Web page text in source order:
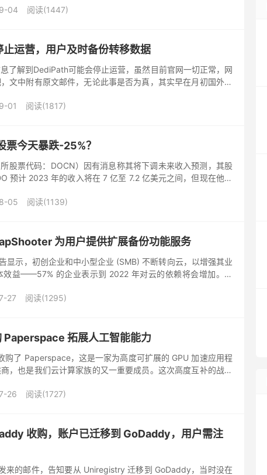
04 阅读(1447)
运营，用户及时备份转移数据
了解到DediPath可能会停止运营，虽然目前官网一切正常，网
文中附有原文邮件，无论此事是否为真，其实早在月初国外主
01 阅读(1817)
今天暴跌-25%？
股票代码：DOCN）因有消息称其将下调未来收入预测，其股
预计 2023 年的收入将在 7 亿至 7.2 亿美元之间，但现在他们
05 阅读(1139)
为用户提供扩展备份功能服务
显示，初创企业和中小型企业 (SMB) 不断转向云，以增强其业
效益——57% 的企业表示到 2022 年对云的依赖将会增加。然
27 阅读(1295)
拓展人工智能能力
购了 Paperspace，这是一家为高度可扩展的 GPU 加速应用程
，也是我们云计算家族的又一重要成员。这次高度互补的战略
26 阅读(1727)
收购，账户已迁移到 GoDaddy，用户需注
来的邮件，告知要从 Uniregistry 迁移到 GoDaddy，当时没在